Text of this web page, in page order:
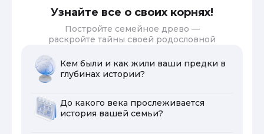
Узнайте все о своих корнях!
Постройте семейное древо —
раскройте тайны своей родословной
Кем были и как жили ваши предки в
глубинах истории?
До какого века прослеживается
история вашей семьи?